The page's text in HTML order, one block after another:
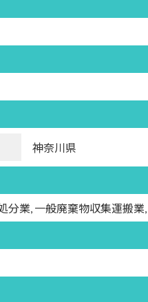
神奈川県
分業, 一般廃棄物収集運搬業